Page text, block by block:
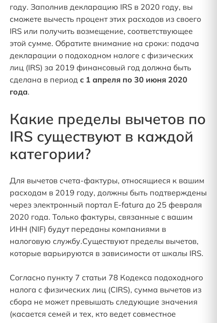
году. Заполнив декларацию IRS в 2020 году, вы
сможете вычесть процент этих расходов из своего
IRS или получить возмещение, соответствующее
этой сумме. Обратите внимание на сроки: подача
декларации о подоходном налоге с физических
лиц (IRS) за 2019 финансовый год должна быть
сделана в период с 1 апреля по 30 июня 2020
года.
Какие пределы вычетов по
IRS существуют в каждой
категории?
Для вычетов счета-фактуры, относящиеся к вашим
расходам в 2019 году, должны быть подтверждены
через электронный портал E-fatura до 25 февраля
2020 года. Только фактуры, связанные с вашим
ИНН (NIF) будут переданы компаниями в
налоговую службу.Существуют пределы вычетов,
которые варьируются в зависимости от шкалы IRS.
Согласно пункту 7 статьи 78 Кодекса подоходного
налога с физических лиц (CIRS), сумма вычетов из
сбора не может превышать следующие значения
(касается семей и тех, кто ведет совместное